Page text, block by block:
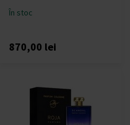
În stoc
870,00 lei